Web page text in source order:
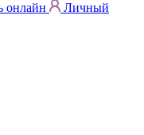
онлайн
Личный